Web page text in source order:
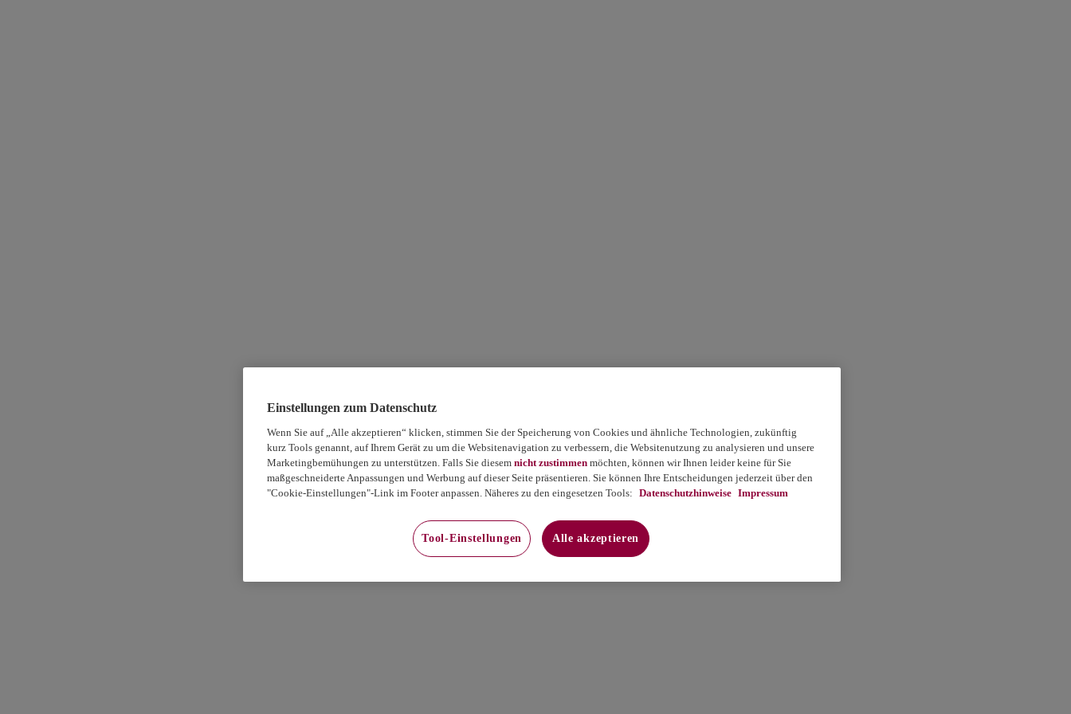
Einstellungen zum Datenschutz
Wenn Sie auf „Alle akzeptieren“ klicken, stimmen Sie der Speicherung von Cookies und ähnliche Technologien, zukünftig
kurz Tools genannt, auf Ihrem Gerät zu um die Websitenavigation zu verbessern, die Websitenutzung zu analysieren und unsere
Marketingbemühungen zu unterstützen. Falls Sie diesem nicht zustimmen möchten, können wir Ihnen leider keine für Sie
maßgeschneiderte Anpassungen und Werbung auf dieser Seite präsentieren. Sie können Ihre Entscheidungen jederzeit über den
"Cookie-Einstellungen"-Link im Footer anpassen. Näheres zu den eingesetzen Tools: Datenschutzhinweise Impressum
Tool-Einstellungen Alle akzeptieren